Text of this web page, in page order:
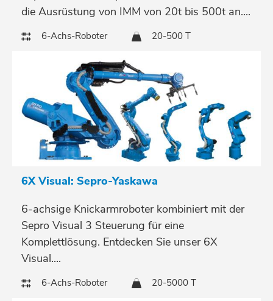
die Ausrüstung von IMM von 20t bis 500t an....
6-Achs-Roboter 20-500 T
6X Visual: Sepro-Yaskawa
6-achsige Knickarmroboter kombiniert mit der
Sepro Visual 3 Steuerung für eine
Komplettlösung. Entdecken Sie unser 6X
Visual....
6-Achs-Roboter 20-5000 T